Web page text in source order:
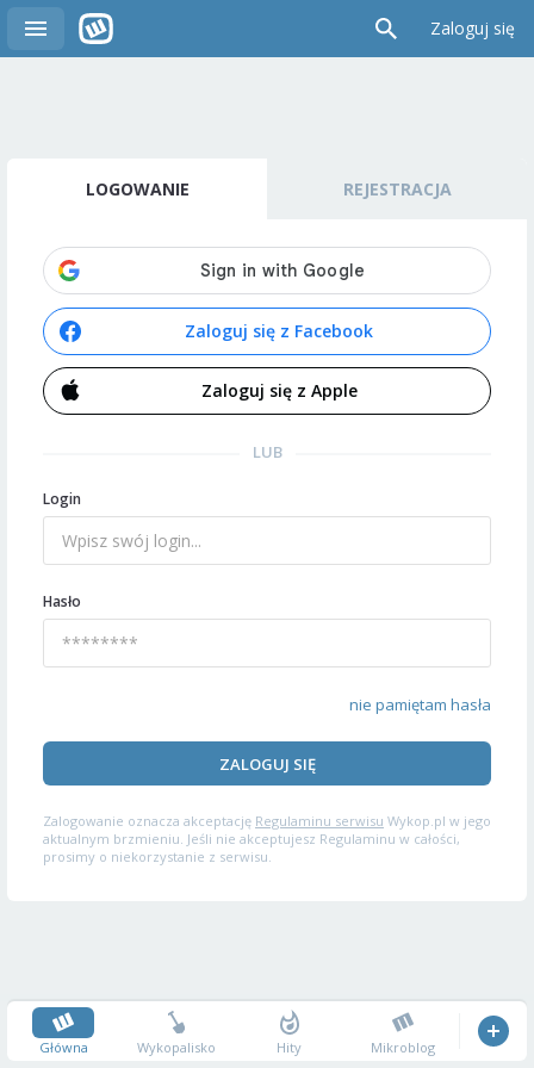
Zaloguj się
LOGOWANIE REJESTRACJA
Zaloguj się z Facebook
Zaloguj się z Apple
LUB
Login
Hasło
nie pamiętam hasła
ZALOGUJ SIĘ
Zalogowanie oznacza akceptację Regulaminu serwisu Wykop.pl w jego
aktualnym brzmieniu. Jeśli nie akceptujesz Regulaminu w całości,
prosimy o niekorzystanie z serwisu.
Główna Wykopalisko Hity Mikroblog